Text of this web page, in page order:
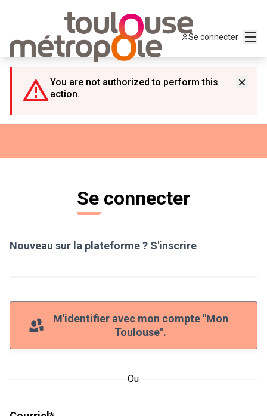
Se connecter
You are not authorized to perform this
action.
Se connecter
Nouveau sur la plateforme ? S'inscrire
M'identifier avec mon compte "Mon
Toulouse".
Ou